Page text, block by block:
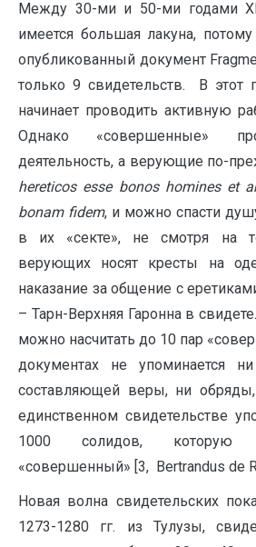
Между 30-ми и 50-ми годами
имеется большая лакуна,
опубликованный документ
только 9 свидетельств. В этот
начинает проводить активную
Однако «совершенные»
деятельность, а верующие по-
hereticos esse bonos homines et
bonam fidem, и можно спасти
в их «секте», не смотря на
верующих носят кресты на
наказание за общение с
– Тарн-Верхняя Гаронна в
можно насчитать до 10 пар
документах не упоминается
составляющей веры, ни
единственном свидетельстве
1000 солидов, которую
«совершенный» [3, Bertrandus de
Новая волна свидетельских
1273-1280 гг. из Тулузы,